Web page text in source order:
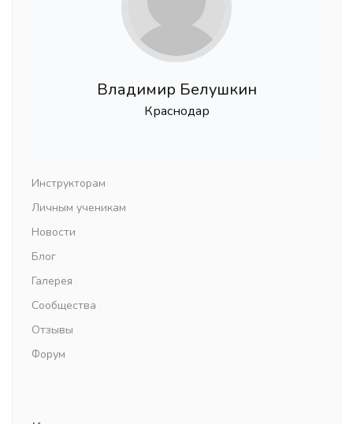
Владимир Белушкин
Краснодар
Инструкторам
Личным ученикам
Новости
Блог
Галерея
Сообщества
Отзывы
Форум